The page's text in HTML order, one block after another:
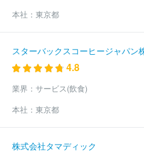
グ
ＧＭＯペイメントゲートウェイ
易振興機構
ＴＯＰＰＡＮホールデ
インフォテック・サービス株式会社
会社
パーソルテクノロジースタッ
式会社リクルートメディカルキャリア
社
株式会社フロンティアインター
ソーバル株式会社
株式会社フル
プラン株式会社
三菱電機エンジニ
本社： 東京都
スターバックスコーヒージャパン
4.8
業界： サービス(飲食)
本社： 東京都
株式会社タマディック